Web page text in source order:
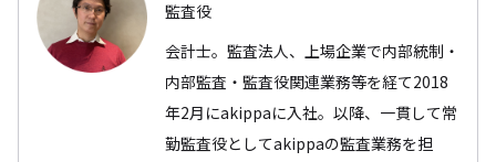
監査役
会計士。監査法人、上場企業で内部統制・
内部監査・監査役関連業務等を経て2018
年2月にakippaに入社。以降、一貫して常
勤監査役としてakippaの監査業務を担